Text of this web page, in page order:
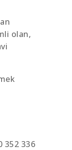
olan,
352 336